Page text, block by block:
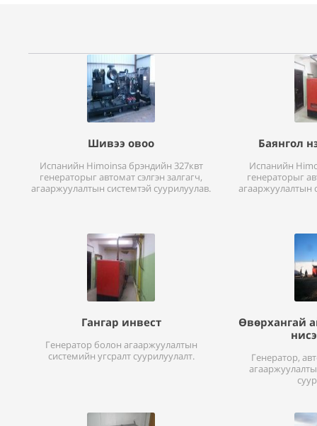
Шивээ овоо
Испанийн Himoinsa брэндийн 327квт
генераторыг автомат сэлгэн залгагч,
агааржуулалтын системтэй суурилуулав.
Баянгол
Испанийн
генераторыг
агааржуулалтын
Гангар инвест
Генератор болон агааржуулалтын
системийн угсралт суурилуулалт.
Өвөрхангай
Генератор,